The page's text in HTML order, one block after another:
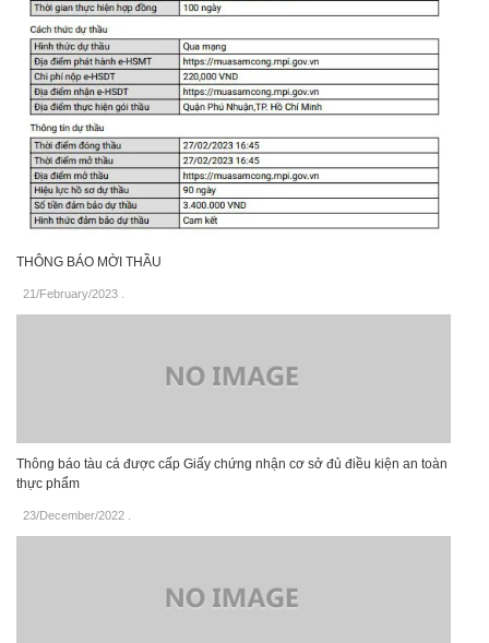
THÔNG BÁO MỜI THẦU
21/February/2023
Thông báo tàu cá được cấp Giấy chứng nhận cơ sở đủ điều kiện an toàn
thực phẩm
23/December/2022